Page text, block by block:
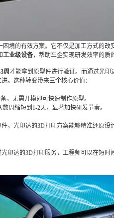
困境的有效方案。它不仅是加工方式的改
工业级设备，帮助车企实现研发效率的质
周才能拿到原型件进行验证。而通过光
。这种转变带来三个核心价值：
，无需开模即可快速制作原型。
周缩短到1-2天，显著加快研发节奏。
，光印达的3D打印方案能够精准还原
印达的3D打印服务，工程师可以在短